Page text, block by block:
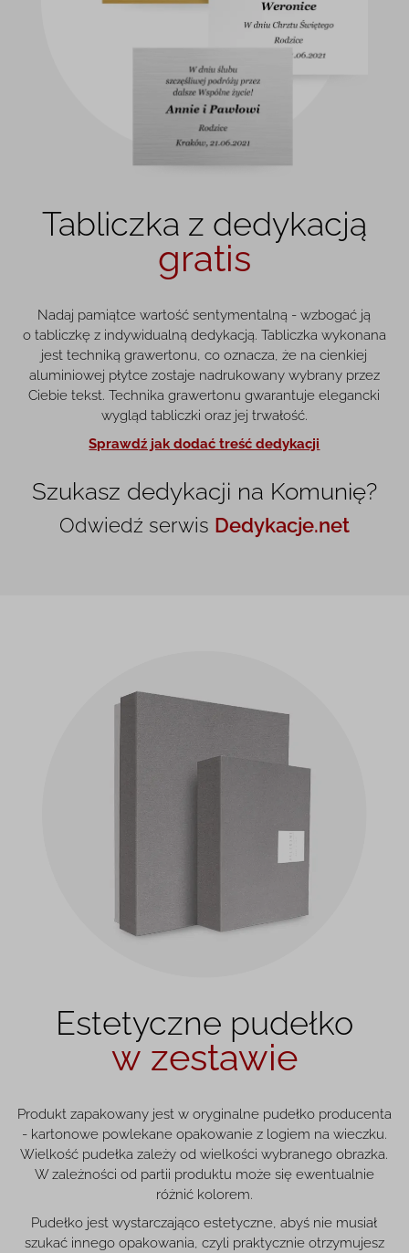
Tabliczka z dedykacją
gratis
Nadaj pamiątce wartość sentymentalną - wzbogać ją
o tabliczkę z indywidualną dedykacją. Tabliczka wykonana
jest techniką grawertonu, co oznacza, że na cienkiej
aluminiowej płytce zostaje nadrukowany wybrany przez
Ciebie tekst. Technika grawertonu gwarantuje elegancki
wygląd tabliczki oraz jej trwałość.
Sprawdź jak dodać treść dedykacji
Szukasz dedykacji na Komunię?
Odwiedź serwis Dedykacje.net
Estetyczne pudełko
w zestawie
Produkt zapakowany jest w oryginalne pudełko producenta
- kartonowe powlekane opakowanie z logiem na wieczku.
Wielkość pudełka zależy od wielkości wybranego obrazka.
W zależności od partii produktu może się ewentualnie
różnić kolorem.
Pudełko jest wystarczająco estetyczne, abyś nie musiał
szukać innego opakowania, czyli praktycznie otrzymujesz